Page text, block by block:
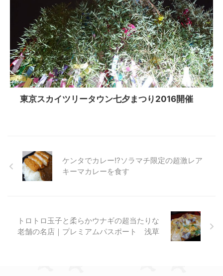
東京スカイツリータウン七夕まつり2016開催
ケンタでカレー!?ソラマチ限定の超激レア
キーマカレーを食す
トロトロ玉子と柔らかウナギの超当たりな
老舗の名店｜プレミアムパスポート 浅草